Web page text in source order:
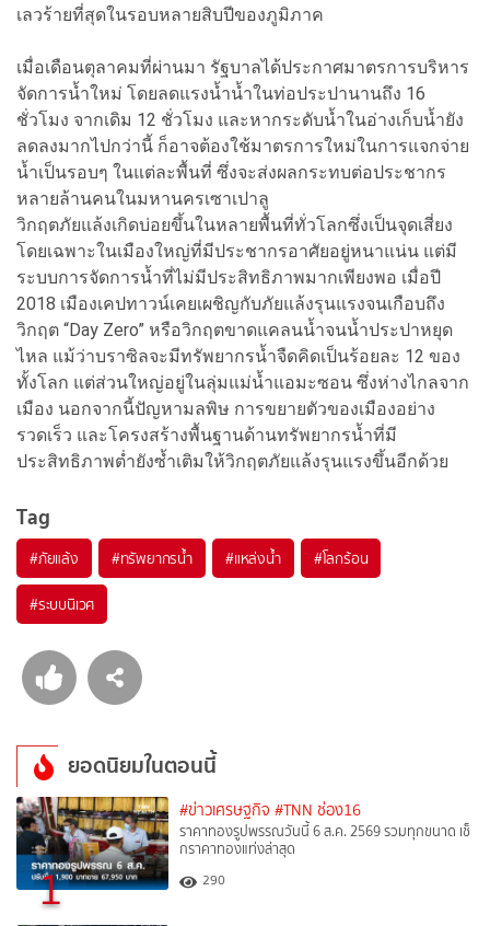
เลวร้ายที่สุดในรอบหลายสิบปีของภูมิภาค
เมื่อเดือนตุลาคมที่ผ่านมา รัฐบาลได้ประกาศมาตรการบริหาร
จัดการน้ำใหม่ โดยลดแรงน้ำน้ำในท่อประปานานถึง 16
ชั่วโมง จากเดิม 12 ชั่วโมง และหากระดับน้ำในอ่างเก็บน้ำยัง
ลดลงมากไปกว่านี้ ก็อาจต้องใช้มาตรการใหม่ในการแจกจ่าย
น้ำเป็นรอบๆ ในแต่ละพื้นที่ ซึ่งจะส่งผลกระทบต่อประชากร
หลายล้านคนในมหานครเซาเปาลู
วิกฤตภัยแล้งเกิดบ่อยขึ้นในหลายพื้นที่ทั่วโลกซึ่งเป็นจุดเสี่ยง
โดยเฉพาะในเมืองใหญ่ที่มีประชากรอาศัยอยู่หนาแน่น แต่มี
ระบบการจัดการน้ำที่ไม่มีประสิทธิภาพมากเพียงพอ เมื่อปี
2018 เมืองเคปทาวน์เคยเผชิญกับภัยแล้งรุนแรงจนเกือบถึง
วิกฤต “Day Zero” หรือวิกฤตขาดแคลนน้ำจนน้ำประปาหยุด
ไหล แม้ว่าบราซิลจะมีทรัพยากรน้ำจืดคิดเป็นร้อยละ 12 ของ
ทั้งโลก แต่ส่วนใหญ่อยู่ในลุ่มแม่น้ำแอมะซอน ซึ่งห่างไกลจาก
เมือง นอกจากนี้ปัญหามลพิษ การขยายตัวของเมืองอย่าง
รวดเร็ว และโครงสร้างพื้นฐานด้านทรัพยากรน้ำที่มี
ประสิทธิภาพต่ำยังซ้ำเติมให้วิกฤตภัยแล้งรุนแรงขึ้นอีกด้วย
Tag
#ภัยแล้ง #ทรัพยากรน้ำ #แหล่งน้ำ #โลกร้อน
#ระบบนิเวศ
ยอดนิยมในตอนนี้
1
#ข่าวเศรษฐกิจ #TNN ช่อง16
ราคาทองรูปพรรณวันนี้ 6 ส.ค. 2569 รวมทุกขนาด เช็
กราคาทองแท่งล่าสุด
290